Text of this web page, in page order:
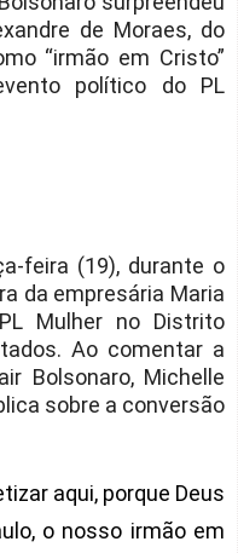
de Moraes, do
“irmão em Cristo”
político do PL
feira (19), durante o
da empresária Maria
Mulher no Distrito
Ao comentar a
Bolsonaro, Michelle
sobre a conversão
aqui, porque Deus
o nosso irmão em